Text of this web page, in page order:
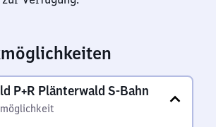
P+R Plänterwald S-Bahn